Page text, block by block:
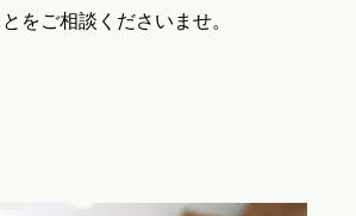
をご相談くださいませ。